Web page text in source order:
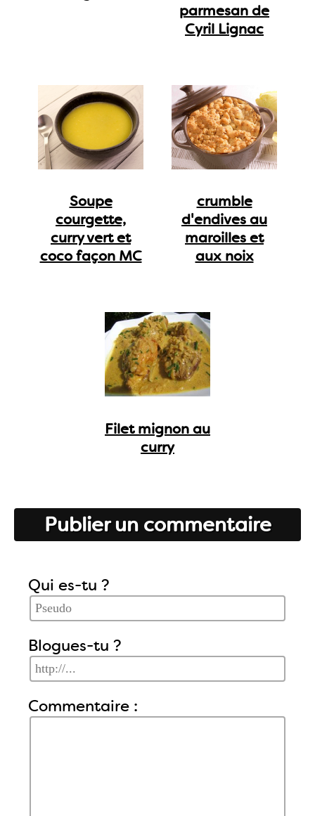
parmesan de
Cyril Lignac
Soupe
courgette,
curry vert et
coco façon MC
crumble
d'endives au
maroilles et
aux noix
Filet mignon au
curry
Publier un commentaire
Qui es-tu ?
Blogues-tu ?
Commentaire :